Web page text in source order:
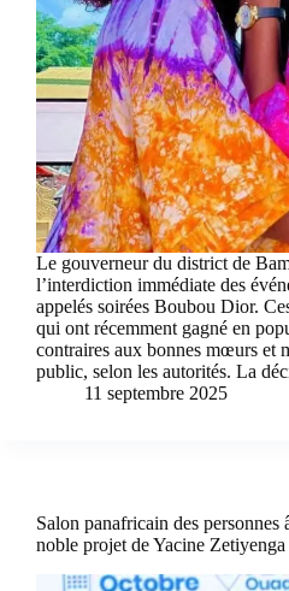
Le gouverneur du district de
l’interdiction immédiate des
appelés soirées Boubou Dior.
qui ont récemment gagné en
contraires aux bonnes mœurs et
public, selon les autorités. La
11 septembre 2025
Salon panafricain des personnes
noble projet de Yacine Zetiyenga